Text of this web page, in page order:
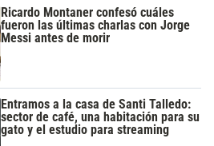
Ricardo Montaner confesó cuáles
fueron las últimas charlas con Jorge
Messi antes de morir
Entramos a la casa de Santi Talledo:
sector de café, una habitación para su
gato y el estudio para streaming